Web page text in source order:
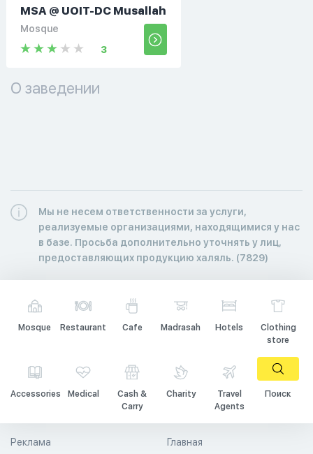
MSA @ UOIT-DC Musallah
Mosque
3
О заведении
Мы не несем ответственности за услуги,
реализуемые организациями, находящимися у нас
в базе. Просьба дополнительно уточнять у лиц,
предоставляющих продукцию халяль. (7829)
Mosque Restaurant Cafe Madrasah Hotels
Clothing
store
Accessories Medical
Cash &
Carry
Charity
Travel
Agents
Поиск
Главная
Реклама